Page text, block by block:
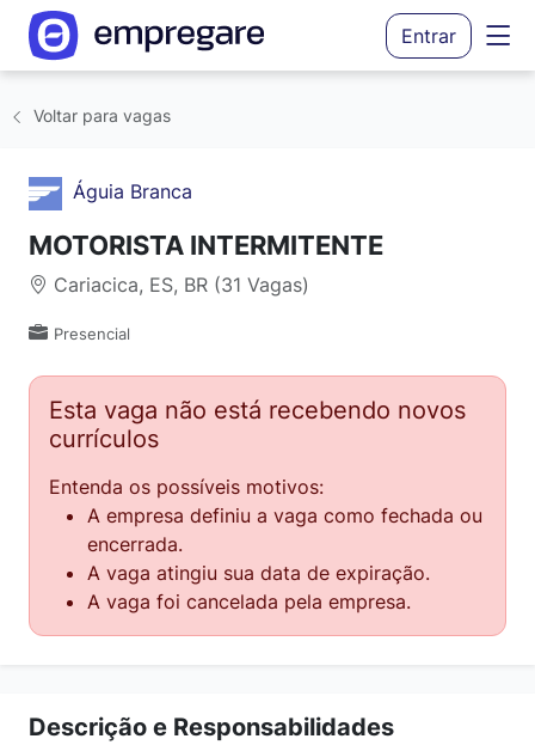
Entrar
Voltar para vagas
Águia Branca
MOTORISTA INTERMITENTE
Cariacica, ES, BR (31 Vagas)
Presencial
Esta vaga não está recebendo novos
currículos
Entenda os possíveis motivos:
A empresa definiu a vaga como fechada ou
encerrada.
A vaga atingiu sua data de expiração.
A vaga foi cancelada pela empresa.
Descrição e Responsabilidades